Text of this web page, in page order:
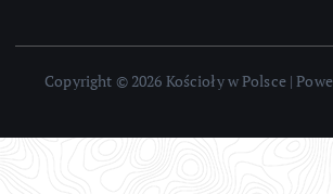
Copyright © 2026 Kościoły w Polsce |